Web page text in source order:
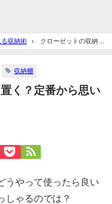
収納術
クローゼットの収納棚
収納棚
く？定番から思い
うやって使ったら良い
しゃるのでは？